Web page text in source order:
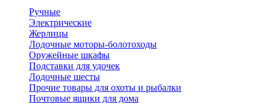
Ручные
Электрические
Жерлицы
Лодочные моторы-болотоходы
Оружейные шкафы
Подставки для удочек
Лодочные шесты
Прочие товары для охоты и рыбалки
Почтовые ящики для дома